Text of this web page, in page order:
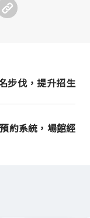
步伐，提升招生
約系統，場館經